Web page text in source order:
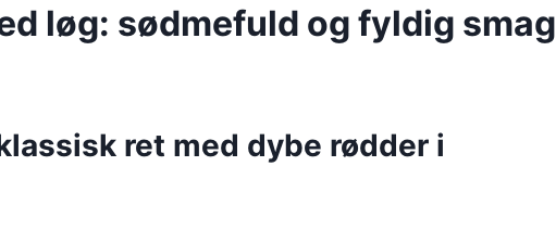
løg: sødmefuld og fyldig smag
ret med dybe rødder i